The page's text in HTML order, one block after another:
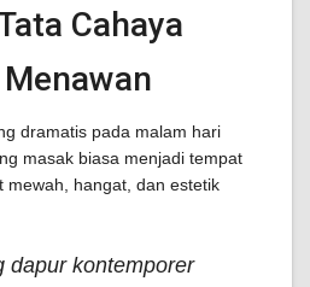
Cahaya
dramatis pada malam hari
masak biasa menjadi tempat
mewah, hangat, dan estetik
dapur kontemporer